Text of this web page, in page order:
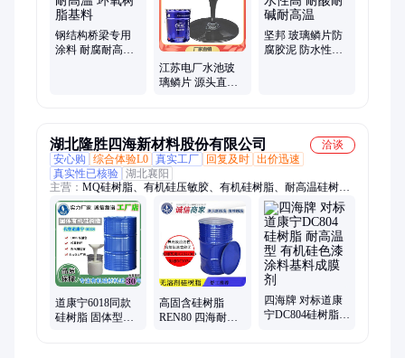
钢结构桥梁专用
涂料 耐腐耐高温
江苏电厂水池玻
璃鳞片 源头直供
坚邦 玻璃鳞片防
腐胶泥 防水性高
湖北隆胜四海新材料股份有限公司
洽谈
安心购
综合体验L0 真实工厂 回复及时 出价迅速
真实性已核验 湖北襄阳
主营： MQ硅树脂、有机硅压敏胶、有机硅树脂、耐高温硅树
脂、水性电泳涂料、有机硅离型剂、水性电泳漆、有机硅匀泡
剂、有机硅油、有机硅消泡剂、107硅橡胶、自干型硅树脂、醇
酸改性硅树脂、溶剂型MQ硅树脂、粉末型MQ硅树脂、PSA有
机硅压敏胶、云母板硅树脂、底面合一阴极电泳漆、聚氨酯软泡
硅油、乙烯基硅油、201甲基硅油、肉制品消泡剂、大粘度107硅
橡胶、有机硅流平剂、107室温硫化硅橡胶
道康宁6018同款
硅树脂 固体型高
高固含硅树脂
REN80 四海耐高
四海牌 对标道康
宁DC804硅树脂